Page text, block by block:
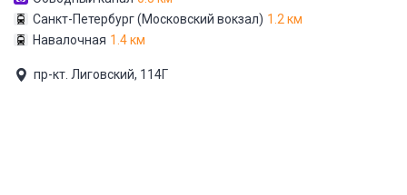
Санкт-Петербург (Московский вокзал) 1.2 км
Навалочная 1.4 км
пр-кт. Лиговский, 114Г